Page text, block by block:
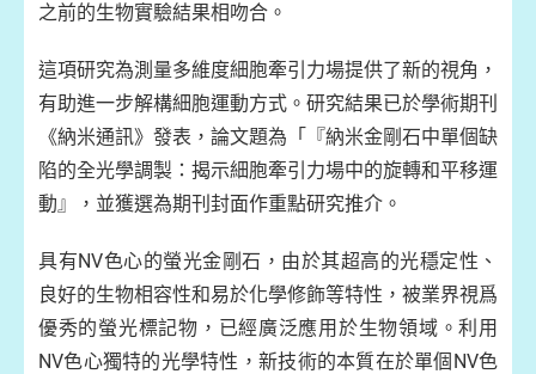
之前的生物實驗結果相吻合。
這項研究為測量多維度細胞牽引力場提供了新的視角，
有助進一步解構細胞運動方式。研究結果已於學術期刊
《納米通訊》發表，論文題為「『納米金剛石中單個缺
陷的全光學調製：揭示細胞牽引力場中的旋轉和平移運
動』，並獲選為期刊封面作重點研究推介。
具有NV色心的螢光金剛石，由於其超高的光穩定性、
良好的生物相容性和易於化學修飾等特性，被業界視爲
優秀的螢光標記物，已經廣泛應用於生物領域。利用
NV色心獨特的光學特性，新技術的本質在於單個NV色